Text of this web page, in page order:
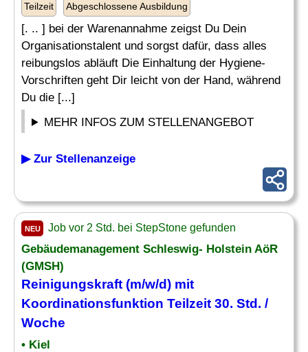
Teilzeit Abgeschlossene Ausbildung
[. .. ] bei der Warenannahme zeigst Du Dein
Organisationstalent und sorgst dafür, dass alles
reibungslos abläuft Die Einhaltung der Hygiene-
Vorschriften geht Dir leicht von der Hand, während
Du die [...]
MEHR INFOS ZUM STELLENANGEBOT
▶ Zur Stellenanzeige
NEU Job vor 2 Std. bei StepStone gefunden
Gebäudemanagement Schleswig- Holstein AöR
(GMSH)
Reinigungskraft (m/w/d) mit
Koordinationsfunktion Teilzeit 30. Std. /
Woche
• Kiel